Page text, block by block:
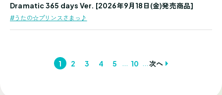
#うたの☆プリンスさまっ♪
Dramatic 365 days Ver. [2026年9月18日(金)発売商品]
1 2 3 4 5 10 次へ